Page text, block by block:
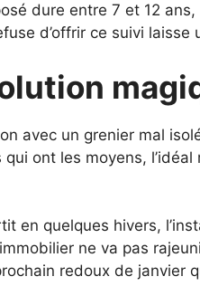
dure entre 7 et 12
d’offrir ce suivi laisse
avec un grenier mal
ont les moyens,
en quelques hivers,
ne va pas
redoux de janvier